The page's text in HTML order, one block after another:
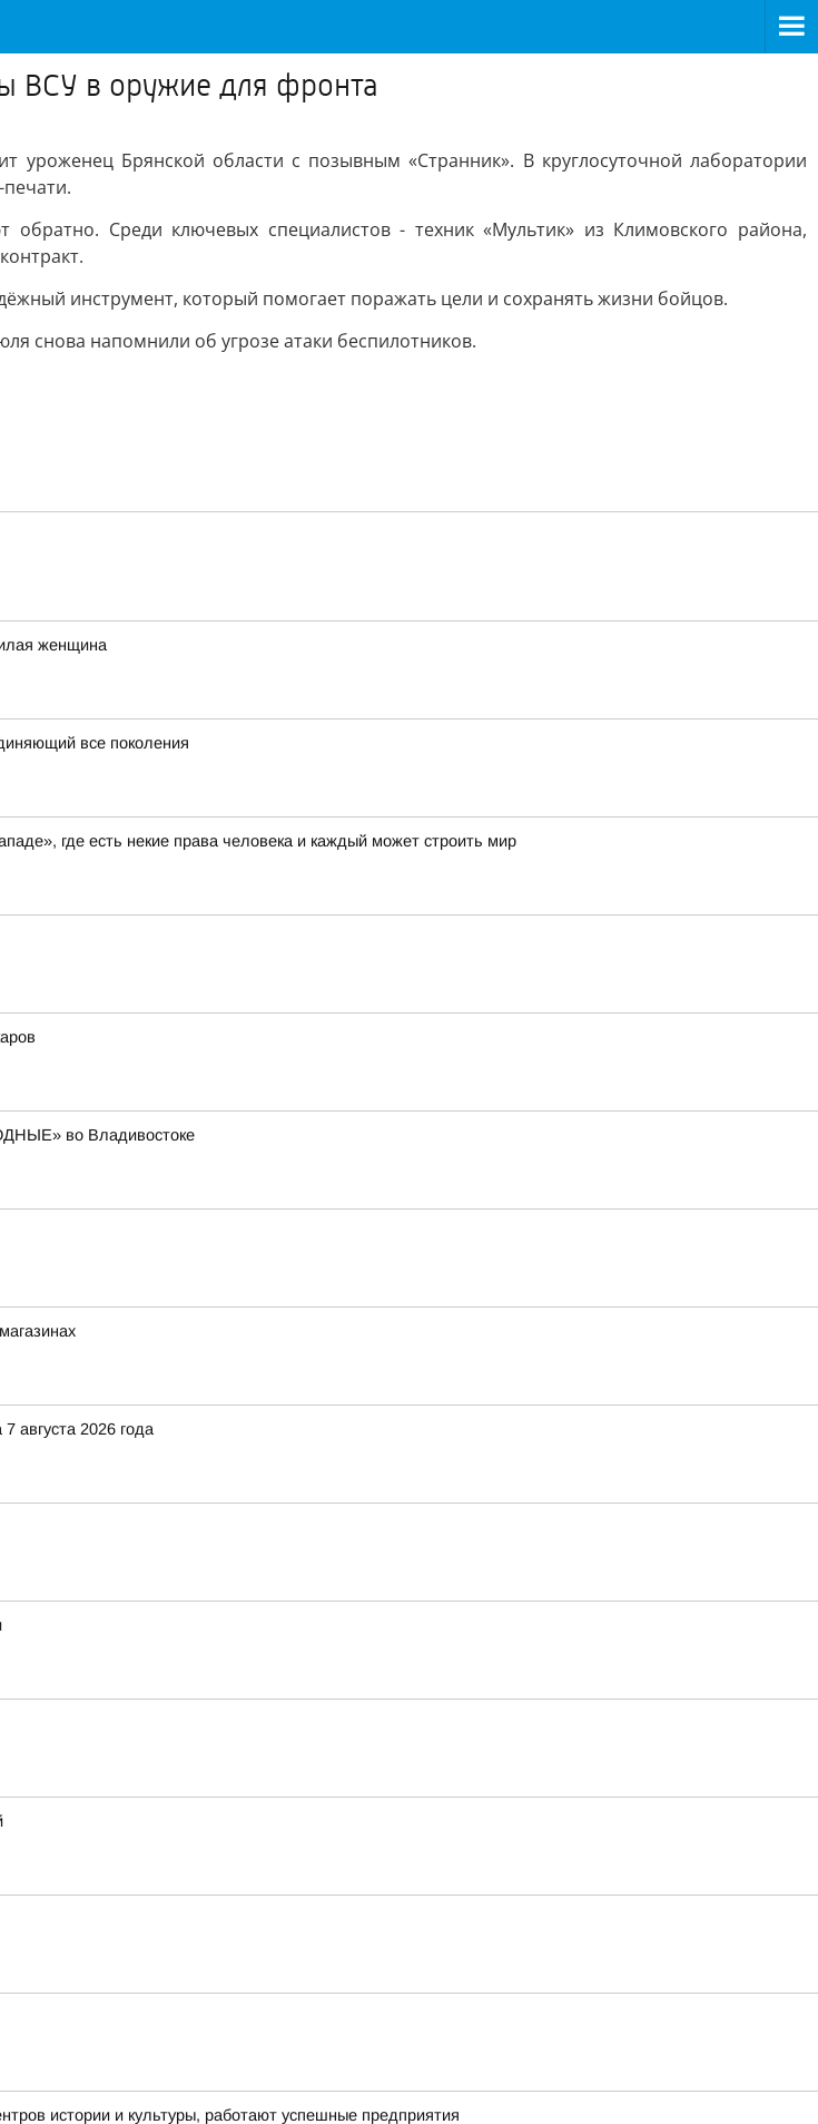
ВСУ в оружие для фронта
уроженец Брянской области с позывным «Странник». В круглосуточной лаборатории
Среди ключевых специалистов - техник «Мультик» из Климовского района,
инструмент, который помогает поражать цели и сохранять жизни бойцов.
снова напомнили об угрозе атаки беспилотников.
женщина
все поколения
где есть некие права человека и каждый может строить мир
во Владивостоке
августа 2026 года
истории и культуры, работают успешные предприятия